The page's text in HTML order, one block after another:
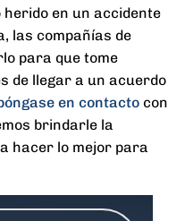
en un accidente
las compañías de
para que tome
de llegar a un acuerdo
en contacto con
brindarle la
hacer lo mejor para